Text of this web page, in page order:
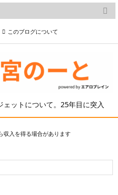
ットについて。25年目に突入

メニュー

検索
このブログについて
収入を得る場合があります